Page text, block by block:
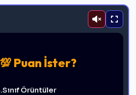
Puan İster?
Örüntüler